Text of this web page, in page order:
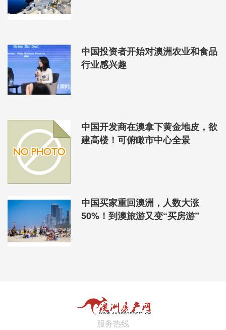
中国投资者开始对澳洲农业和食品
行业感兴趣
中国开发商在澳拿下黄金地皮，欲
建高楼！可俯瞰市中心全景
中国买家重回澳洲，人数大涨
50%！到澳旅游又变“买房游”
服务热线